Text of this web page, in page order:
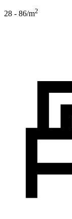
28 - 86/m2